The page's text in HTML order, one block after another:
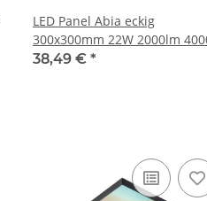
LED Panel Abia eckig
300x300mm 22W 2000lm 4000K
Chrom matt
38,49 € *